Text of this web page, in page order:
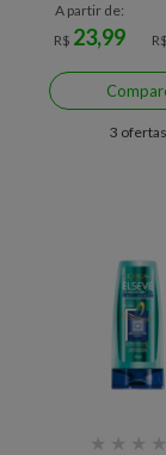
A partir de:
R$ 23,99
R$
3 ofertas
★ ★ ★ ★